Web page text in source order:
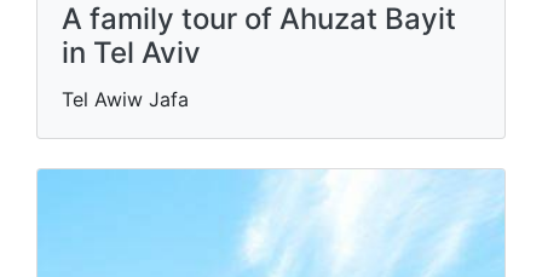
A family tour of Ahuzat Bayit
in Tel Aviv
Tel Awiw Jafa